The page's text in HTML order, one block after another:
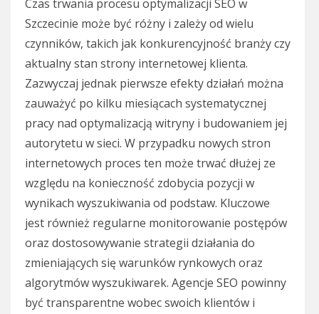
Czas trwania procesu optymalizacji SEO w
Szczecinie może być różny i zależy od wielu
czynników, takich jak konkurencyjność branży czy
aktualny stan strony internetowej klienta.
Zazwyczaj jednak pierwsze efekty działań można
zauważyć po kilku miesiącach systematycznej
pracy nad optymalizacją witryny i budowaniem jej
autorytetu w sieci. W przypadku nowych stron
internetowych proces ten może trwać dłużej ze
względu na konieczność zdobycia pozycji w
wynikach wyszukiwania od podstaw. Kluczowe
jest również regularne monitorowanie postępów
oraz dostosowywanie strategii działania do
zmieniających się warunków rynkowych oraz
algorytmów wyszukiwarek. Agencje SEO powinny
być transparentne wobec swoich klientów i